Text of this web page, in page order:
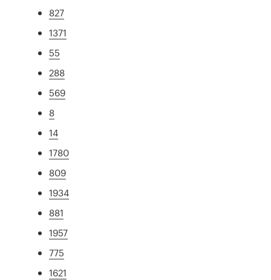
827
1371
55
288
569
8
14
1780
809
1934
881
1957
775
1621